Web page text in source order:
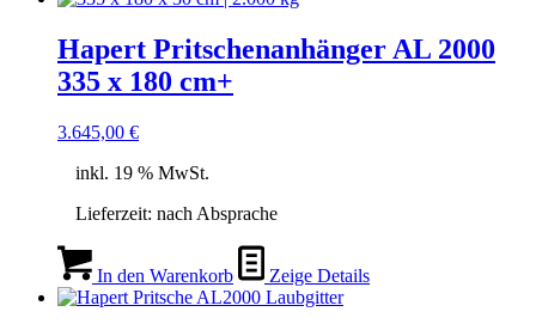
Hapert Pritschenanhänger AL 2000
335 x 180 cm+
3.645,00 €
inkl. 19 % MwSt.
Lieferzeit: nach Absprache
In den Warenkorb Zeige Details